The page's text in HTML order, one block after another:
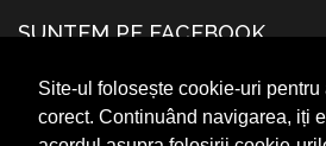
Site-ul folosește cookie-uri pentru
corect. Continuând navigarea, iți
SUNTEM PE FACEBOOK